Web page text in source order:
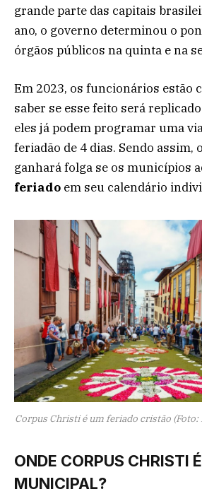
grande parte das capitais
ano, o governo determinou o
órgãos públicos na quinta e na
Em 2023, os funcionários estão
saber se esse feito será
eles já podem programar uma
feriadão de 4 dias. Sendo assim,
ganhará folga se os municípios
feriado em seu calendário
Corpus Christi é um feriado cristão
ONDE CORPUS CHRISTI
MUNICIPAL?